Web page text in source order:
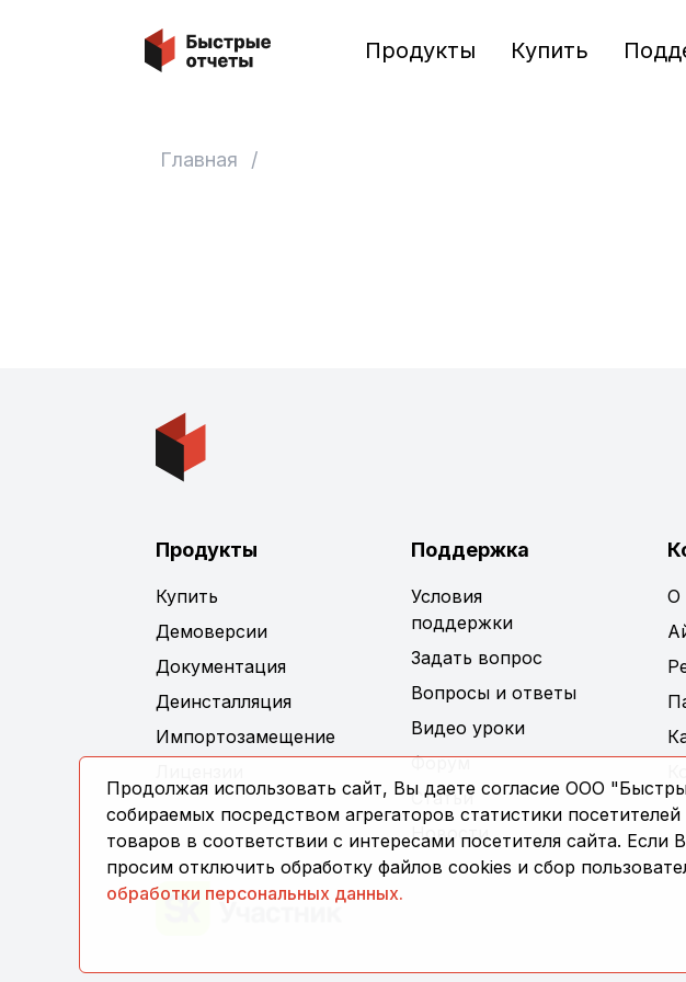
Быстрые отчеты Продукты Купить
Главная /
Продукты
Купить
Демоверсии
Документация
Деинсталляция
Импортозамещение
Поддержка
Условия
поддержки
Задать вопрос
Вопросы и ответы
Видео уроки
Форум
Статьи
Новости
О
Продолжая использовать сайт, Вы даете согласие ООО
собираемых посредством агрегаторов статистики
товаров в соответствии с интересами посетителя сайта.
просим отключить обработку файлов cookies и сбор
обработки персональных данных.